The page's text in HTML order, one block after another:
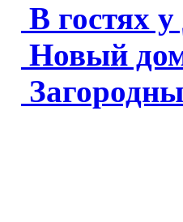
В гостях
Новый